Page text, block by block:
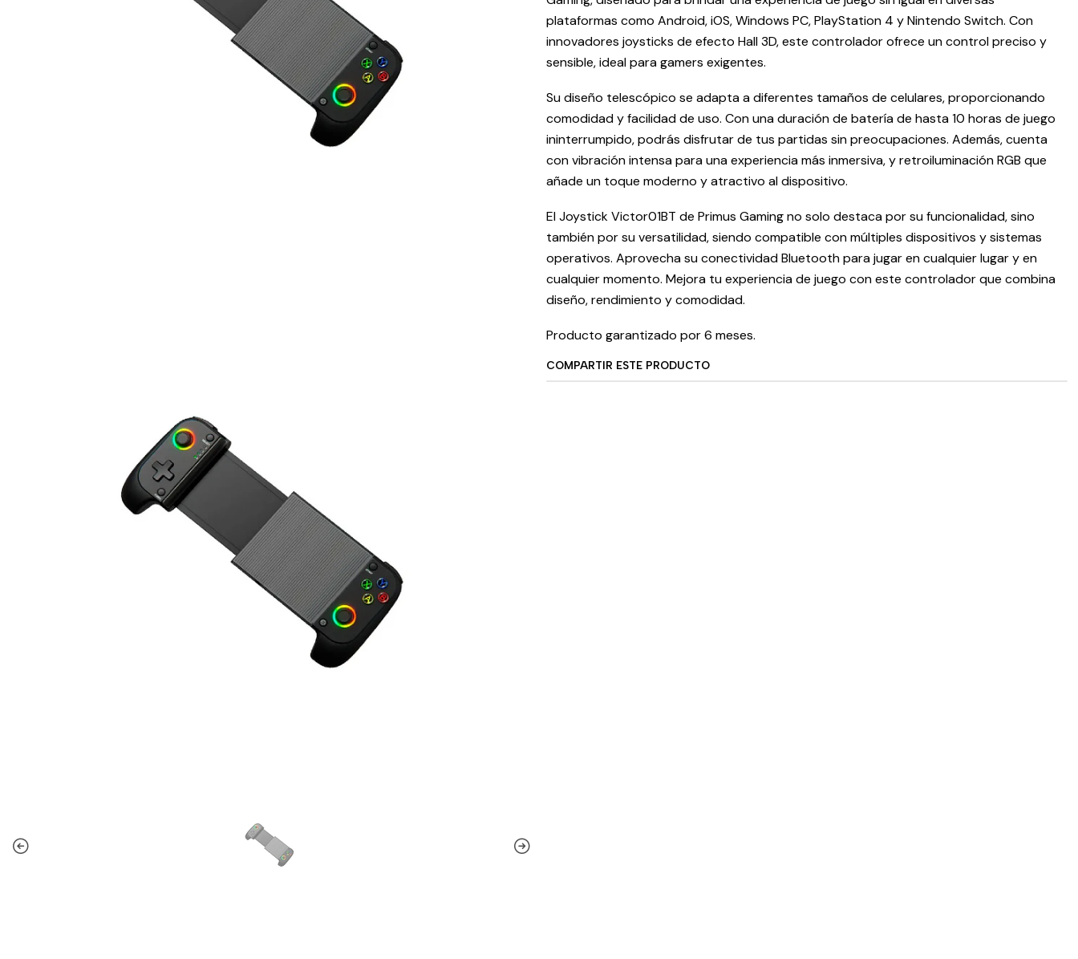
plataformas como Android, iOS, Windows PC, PlayStation 4 y Nintendo Switch. Con
innovadores joysticks de efecto Hall 3D, este controlador ofrece un control preciso y
sensible, ideal para gamers exigentes.
Su diseño telescópico se adapta a diferentes tamaños de celulares, proporcionando
comodidad y facilidad de uso. Con una duración de batería de hasta 10 horas de juego
ininterrumpido, podrás disfrutar de tus partidas sin preocupaciones. Además, cuenta
con vibración intensa para una experiencia más inmersiva, y retroiluminación RGB que
añade un toque moderno y atractivo al dispositivo.
El Joystick Victor01BT de Primus Gaming no solo destaca por su funcionalidad, sino
también por su versatilidad, siendo compatible con múltiples dispositivos y sistemas
operativos. Aprovecha su conectividad Bluetooth para jugar en cualquier lugar y en
cualquier momento. Mejora tu experiencia de juego con este controlador que combina
diseño, rendimiento y comodidad.
Producto garantizado por 6 meses.
COMPARTIR ESTE PRODUCTO